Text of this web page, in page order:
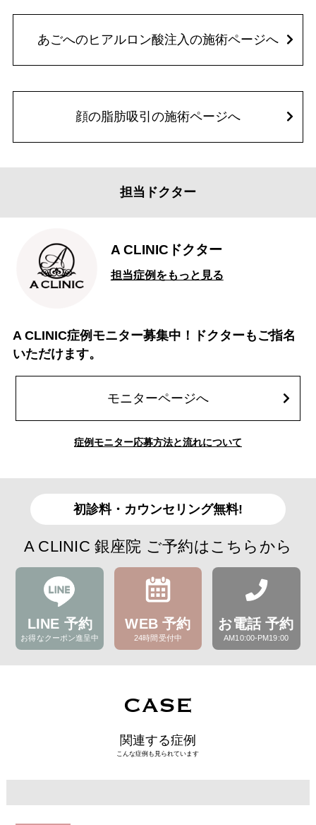
あごへのヒアルロン酸注入の施術ページへ
顔の脂肪吸引の施術ページへ
担当ドクター
A CLINICドクター
担当症例をもっと見る
A CLINIC症例モニター募集中！ドクターもご指名
いただけます。
モニターページへ
症例モニター応募方法と流れについて
初診料・カウンセリング無料!
A CLINIC 銀座院 ご予約はこちらから
LINE 予約
お得なクーポン進呈中
WEB 予約
24時間受付中
お電話 予約
AM10:00-PM19:00
CASE
関連する症例
こんな症例も見られています